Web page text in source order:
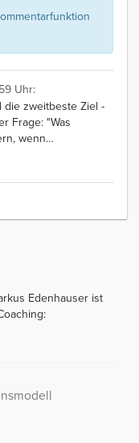
Uhr:
die zweitbeste Ziel -
Frage: "Was
wenn…
Edenhauser ist